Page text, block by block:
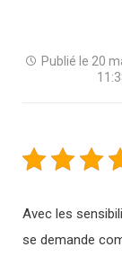
Publié le 20
Avec les
se demande